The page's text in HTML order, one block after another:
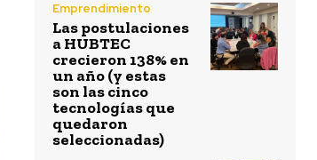
Emprendimiento
Las postulaciones
a HUBTEC
crecieron 138% en
un año (y estas
son las cinco
tecnologías que
quedaron
seleccionadas)